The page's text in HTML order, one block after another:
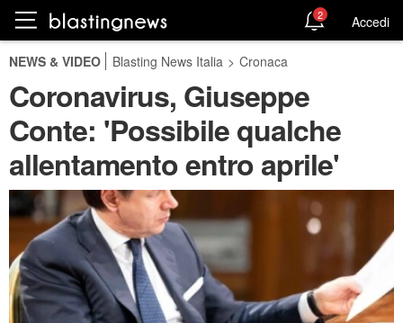
2 Accedi
NEWS & VIDEO Blasting News Italia > Cronaca
Coronavirus, Giuseppe
Conte: 'Possibile qualche
allentamento entro aprile'